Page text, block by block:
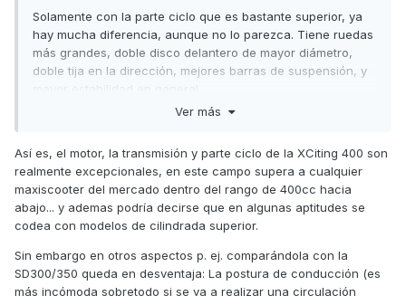
Solamente con la parte ciclo que es bastante superior, ya
hay mucha diferencia, aunque no lo parezca. Tiene ruedas
más grandes, doble disco delantero de mayor diámetro,
doble tija en la dirección, mejores barras de suspensión, y
mayor estabilidad en general.
En la parte que toca al motor lo mismo, hay bastante
similar al Malossi (lleva los mismos rodillos en cuanto a
medida y peso que el Malossi), mayor correa 30mm 26° en
lugar de 25 30° Aunque haya quejas de que corre menos
de serie que el modelo anterior, está justificado, ya que
tiene las mismas prestaciones que el modelo anterior con
pierde velocidad punta).
No se puede comparar una Xciting 400S a la SD300 ABS
Ver más
Así es, el motor, la transmisión y parte ciclo de la XCiting 400 son
realmente excepcionales, en este campo supera a cualquier
maxiscooter del mercado dentro del rango de 400cc hacia
abajo... y ademas podría decirse que en algunas aptitudes se
codea con modelos de cilindrada superior.
Sin embargo en otros aspectos p. ej. comparándola con la
SD300/350 queda en desventaja: La postura de conducción (es
más incómoda sobretodo si se va a realizar una circulación